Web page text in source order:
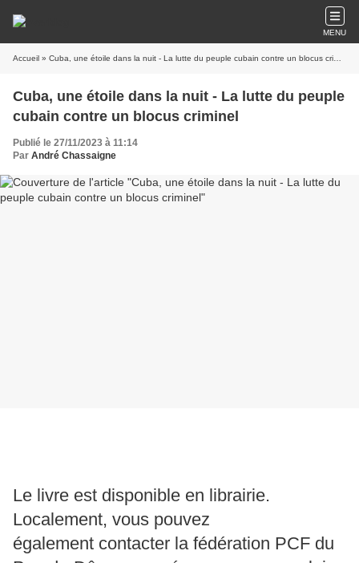
MENU
Accueil » Cuba, une étoile dans la nuit - La lutte du peuple cubain contre un blocus criminel
Cuba, une étoile dans la nuit - La lutte du peuple
cubain contre un blocus criminel
Publié le 27/11/2023 à 11:14
Par André Chassaigne
Le livre est disponible en librairie.
Localement, vous pouvez
également contacter la fédération PCF du